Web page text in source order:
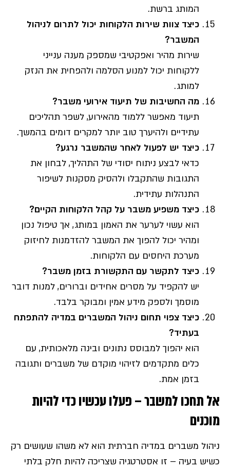
המותג ברשת.
כיצד צוות שירות הלקוחות יכול לתרום לניהול
המשבר?
שירות מהיר ואפקטיבי שמספק מענה ענייני
ללקוחות יכול למנוע הסלמה ולהפחית את הנזק
למותג.
מה החשיבות של תיעוד אירועי משבר?
תיעוד מאפשר ללמוד מהאירוע, לשפר תהליכים
עתידיים ולהיערך טוב יותר למקרים דומים בהמשך.
כיצד יש לפעול לאחר שהמשבר נרגע?
כדאי לבצע ניתוח יסודי של התהליך, לבחון את
התגובות שהתקבלו ולהסיק מסקנות לשיפור
התנהלות עתידית.
כיצד משפיע משבר על קהל הלקוחות הקיים?
הוא עשוי לערער את האמון במותג, אך טיפול נכון
ומהיר יכול להפוך את המשבר להזדמנות לחיזוק
מערכת היחסים עם הלקוחות.
כיצד לתקשר עם התקשורת בזמן משבר?
יש להקפיד על מסרים אחידים וברורים, למנות דובר
מוסמך ולספק מידע אמין ומבוקר בלבד.
כיצד צפוי תחום ניהול המשברים במדיה להתפתח
בעתיד?
הוא יהפוך למבוסס נתונים ובינה מלאכותית, עם
כלים מתקדמים לזיהוי מוקדם של משברים ותגובה
בזמן אמת.
אל תחכו למשבר – פעלו עכשיו כדי להיות
מוכנים
ניהול משברים במדיה חברתית הוא לא משהו שעושים רק
כשיש בעיה – זו אסטרטגיה שצריכה להיות חלק בלתי